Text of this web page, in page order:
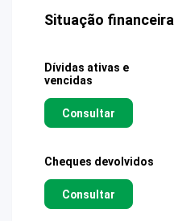
Situação financeira
Dívidas ativas e
vencidas
Consultar
Cheques devolvidos
Consultar